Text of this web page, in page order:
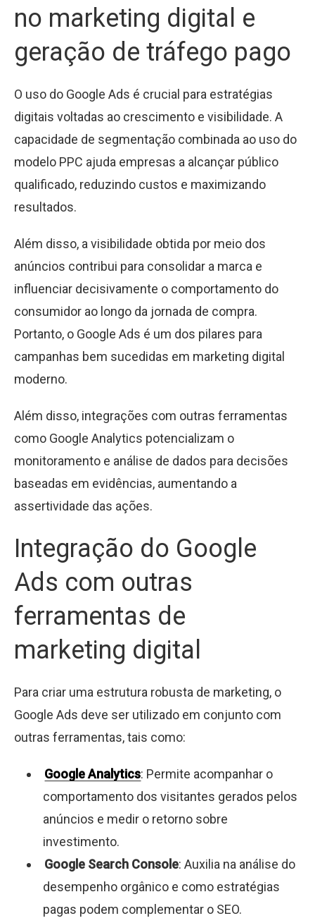
no marketing digital e
geração de tráfego pago
O uso do Google Ads é crucial para estratégias
digitais voltadas ao crescimento e visibilidade. A
capacidade de segmentação combinada ao uso do
modelo PPC ajuda empresas a alcançar público
qualificado, reduzindo custos e maximizando
resultados.
Além disso, a visibilidade obtida por meio dos
anúncios contribui para consolidar a marca e
influenciar decisivamente o comportamento do
consumidor ao longo da jornada de compra.
Portanto, o Google Ads é um dos pilares para
campanhas bem sucedidas em marketing digital
moderno.
Além disso, integrações com outras ferramentas
como Google Analytics potencializam o
monitoramento e análise de dados para decisões
baseadas em evidências, aumentando a
assertividade das ações.
Integração do Google
Ads com outras
ferramentas de
marketing digital
Para criar uma estrutura robusta de marketing, o
Google Ads deve ser utilizado em conjunto com
outras ferramentas, tais como:
Google Analytics: Permite acompanhar o
comportamento dos visitantes gerados pelos
anúncios e medir o retorno sobre
investimento.
Google Search Console: Auxilia na análise do
desempenho orgânico e como estratégias
pagas podem complementar o SEO.